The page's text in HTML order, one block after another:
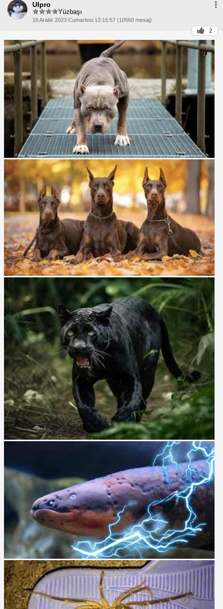
Ulpro
Yüzbaşı
16 Aralık 2023 Cumartesi 13:15:57 (10560 mesaj)
2